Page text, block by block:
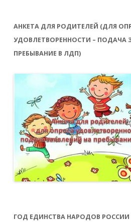
АНКЕТА ДЛЯ РОДИТЕЛЕЙ (ДЛЯ
УДОВЛЕТВОРЕННОСТИ – ПОДАЧА
ПРЕБЫВАНИЕ В ЛДП)
ГОД ЕДИНСТВА НАРОДОВ РОССИИ